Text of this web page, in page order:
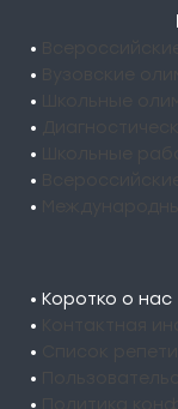
•
•
•
•
•
•
•
• Коротко о нас
•
•
•
•